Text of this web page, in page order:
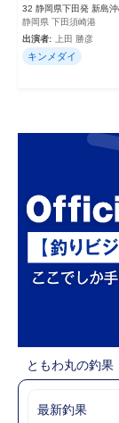
32 静岡県下田発 新島沖
静岡県 下田須崎港
出演者:
上田 勝彦
キンメダイ
ともわ丸の釣果
最新釣果